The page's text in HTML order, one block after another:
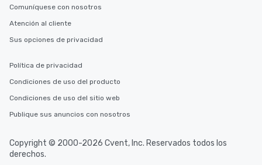
Comuníquese con nosotros
Atención al cliente
Sus opciones de privacidad
Política de privacidad
Condiciones de uso del producto
Condiciones de uso del sitio web
Publique sus anuncios con nosotros
Copyright © 2000-2026 Cvent, Inc. Reservados todos los
derechos.